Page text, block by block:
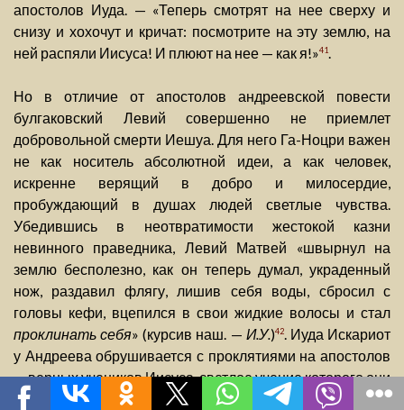
апостолов Иуда. — «Теперь смотрят на нее сверху и
снизу и хохочут и кричат: посмотрите на эту землю, на
ней распяли Иисуса! И плюют на нее — как я!»41.
Но в отличие от апостолов андреевской повести
булгаковский Левий совершенно не приемлет
добровольной смерти Иешуа. Для него Га-Ноцри важен
не как носитель абсолютной идеи, а как человек,
искренне верящий в добро и милосердие,
пробуждающий в душах людей светлые чувства.
Убедившись в неотвратимости жестокой казни
невинного праведника, Левий Матвей «швырнул на
землю бесполезно, как он теперь думал, украденный
нож, раздавил флягу, лишив себя воды, сбросил с
головы кефи, вцепился в свои жидкие волосы и стал
проклинать себя» (курсив наш. — И.У.)42. Иуда Искариот
у Андреева обрушивается с проклятиями на апостолов
— верных учеников Иисуса, светлое учение которого они
призваны нести в мир («А что такое сама правда в устах